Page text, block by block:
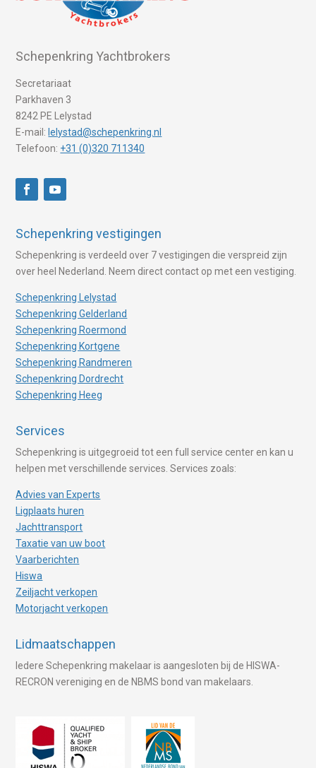
Schepenkring Yachtbrokers
Secretariaat
Parkhaven 3
8242 PE Lelystad
E-mail: lelystad@schepenkring.nl
Telefoon: +31 (0)320 711340
Schepenkring vestigingen
Schepenkring is verdeeld over 7 vestigingen die verspreid zijn
over heel Nederland. Neem direct contact op met een vestiging.
Schepenkring Lelystad
Schepenkring Gelderland
Schepenkring Roermond
Schepenkring Kortgene
Schepenkring Randmeren
Schepenkring Dordrecht
Schepenkring Heeg
Services
Schepenkring is uitgegroeid tot een full service center en kan u
helpen met verschillende services. Services zoals:
Advies van Experts
Ligplaats huren
Jachttransport
Taxatie van uw boot
Vaarberichten
Hiswa
Zeiljacht verkopen
Motorjacht verkopen
Lidmaatschappen
Iedere Schepenkring makelaar is aangesloten bij de HISWA-
RECRON vereniging en de NBMS bond van makelaars.